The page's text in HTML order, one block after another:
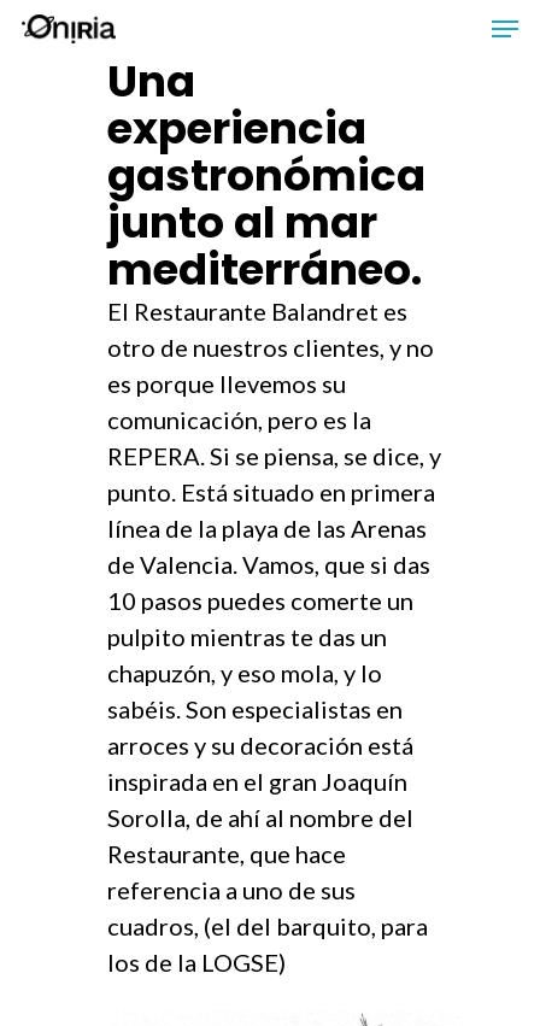
Skip
Una
experiencia
gastronómica
junto al mar
mediterráneo.
El Restaurante Balandret es
otro de nuestros clientes, y no
es porque llevemos su
comunicación, pero es la
REPERA. Si se piensa, se dice, y
punto. Está situado en primera
línea de la playa de las Arenas
de Valencia. Vamos, que si das
10 pasos puedes comerte un
pulpito mientras te das un
chapuzón, y eso mola, y lo
sabéis. Son especialistas en
arroces y su decoración está
inspirada en el gran Joaquín
Sorolla, de ahí al nombre del
Restaurante, que hace
referencia a uno de sus
cuadros, (el del barquito, para
los de la LOGSE)